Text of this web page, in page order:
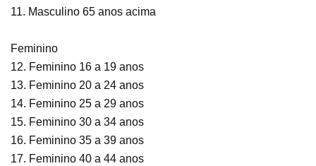
11. Masculino 65 anos acima
Feminino
12. Feminino 16 a 19 anos
13. Feminino 20 a 24 anos
14. Feminino 25 a 29 anos
15. Feminino 30 a 34 anos
16. Feminino 35 a 39 anos
17. Feminino 40 a 44 anos